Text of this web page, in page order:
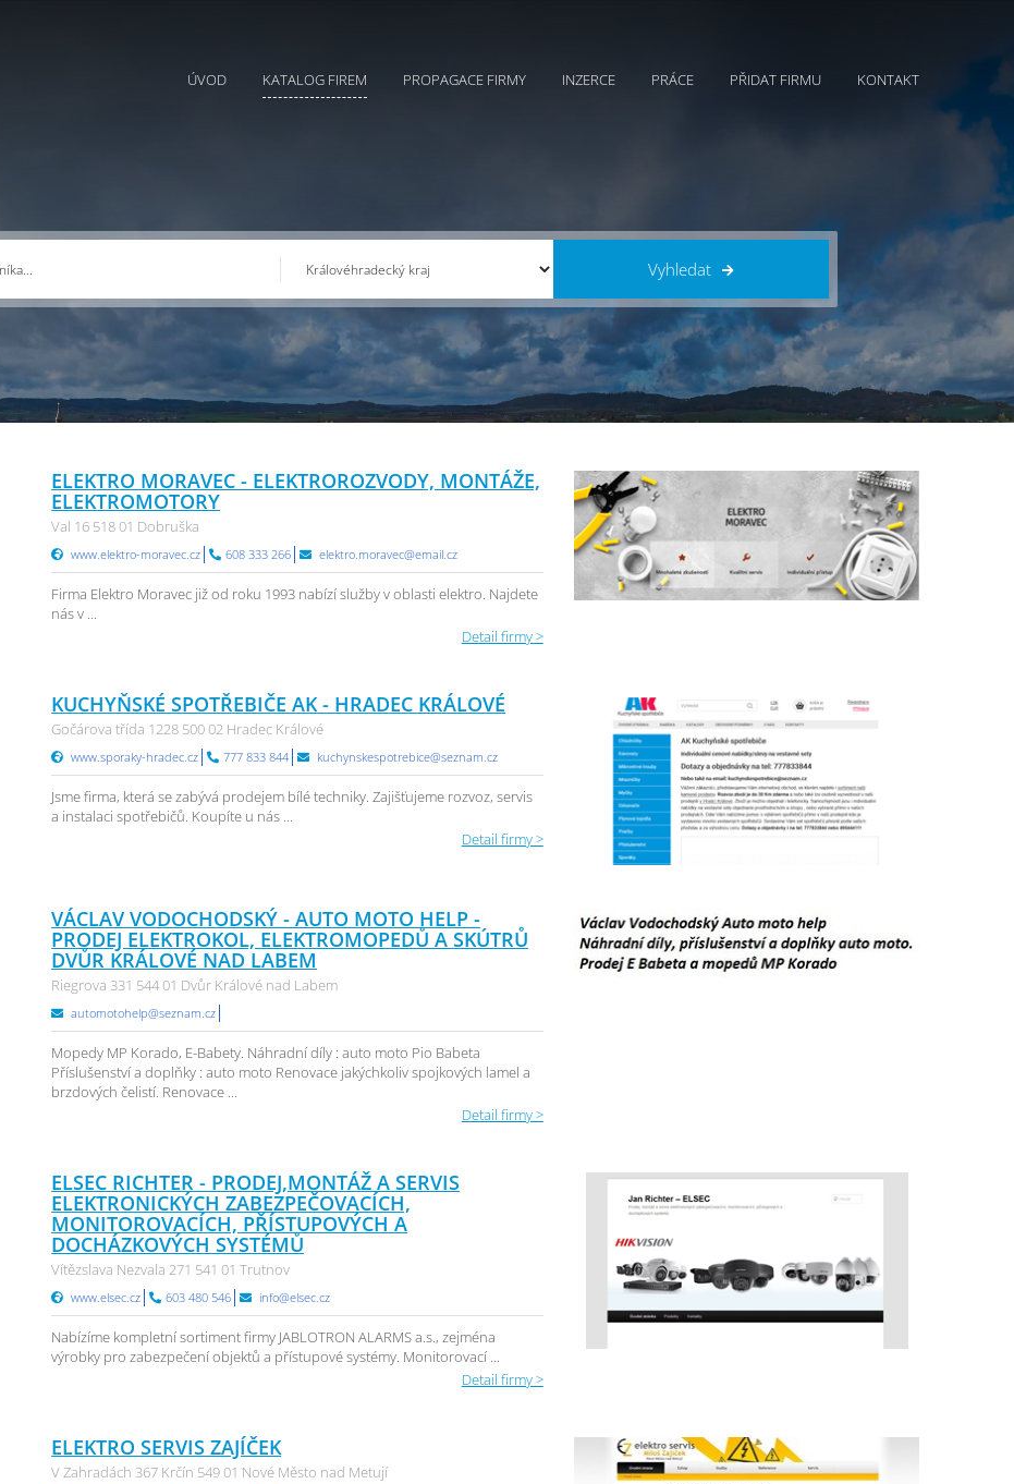
ÚVOD KATALOG FIREM PROPAGACE FIRMY INZERCE PRÁCE PŘIDAT FIRMU KONTAKT
Vyhledat
ELEKTRO MORAVEC - ELEKTROROZVODY, MONTÁŽE,
ELEKTROMOTORY
Val 16 518 01 Dobruška
www.elektro-moravec.cz 608 333 266 elektro.moravec@email.cz
Firma Elektro Moravec již od roku 1993 nabízí služby v oblasti elektro. Najdete
nás v ...
Detail firmy >
KUCHYŇSKÉ SPOTŘEBIČE AK - HRADEC KRÁLOVÉ
Gočárova třída 1228 500 02 Hradec Králové
www.sporaky-hradec.cz 777 833 844 kuchynskespotrebice@seznam.cz
Jsme firma, která se zabývá prodejem bílé techniky. Zajišťujeme rozvoz, servis
a instalaci spotřebičů. Koupíte u nás ...
Detail firmy >
VÁCLAV VODOCHODSKÝ - AUTO MOTO HELP -
PRODEJ ELEKTROKOL, ELEKTROMOPEDŮ A SKÚTRŮ
DVŮR KRÁLOVÉ NAD LABEM
Riegrova 331 544 01 Dvůr Králové nad Labem
automotohelp@seznam.cz
Mopedy MP Korado, E-Babety. Náhradní díly : auto moto Pio Babeta
Příslušenství a doplňky : auto moto Renovace jakýchkoliv spojkových lamel a
brzdových čelistí. Renovace ...
Detail firmy >
ELSEC RICHTER - PRODEJ,MONTÁŽ A SERVIS
ELEKTRONICKÝCH ZABEZPEČOVACÍCH,
MONITOROVACÍCH, PŘÍSTUPOVÝCH A
DOCHÁZKOVÝCH SYSTÉMŮ
Vítězslava Nezvala 271 541 01 Trutnov
www.elsec.cz 603 480 546 info@elsec.cz
Nabízíme kompletní sortiment firmy JABLOTRON ALARMS a.s., zejména
výrobky pro zabezpečení objektů a přístupové systémy. Monitorovací ...
Detail firmy >
ELEKTRO SERVIS ZAJÍČEK
V Zahradách 367 Krčín 549 01 Nové Město nad Metují